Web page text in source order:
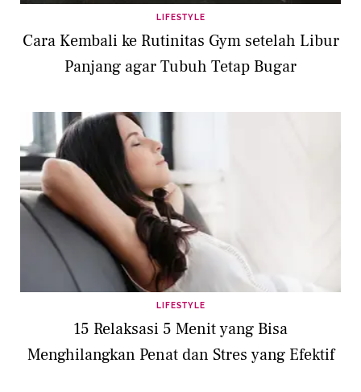
LIFESTYLE
Cara Kembali ke Rutinitas Gym setelah Libur
Panjang agar Tubuh Tetap Bugar
LIFESTYLE
15 Relaksasi 5 Menit yang Bisa
Menghilangkan Penat dan Stres yang Efektif